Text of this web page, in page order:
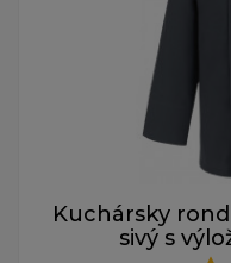
Kuchársky
sivý s